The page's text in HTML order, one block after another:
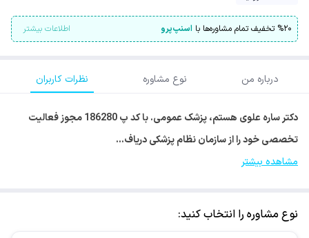
%۲۰ تخفیف تمام مشاوره‌ها با اسنپ‌پرو اطلاعات بیشتر
درباره من نوع مشاوره نظرات کاربران
دکتر ساره علوی هستم، پزشک عمومی. با کد پ 186280 مجوز فعالیت
تخصصی خود را از سازمان نظام پزشکی دریاف…
مشاهده بیشتر
نوع مشاوره را انتخاب کنید: